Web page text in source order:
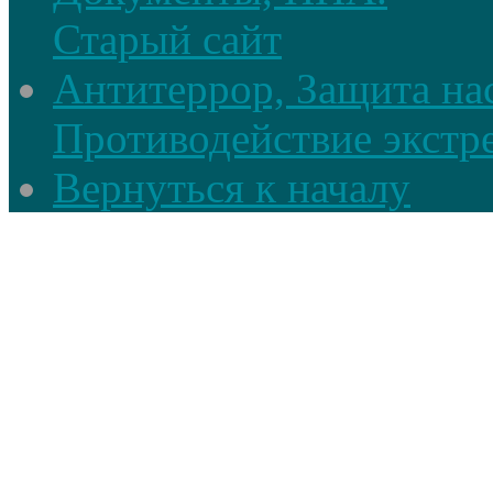
Старый сайт
Антитеррор, Защита
Противодействие
Вернуться к началу